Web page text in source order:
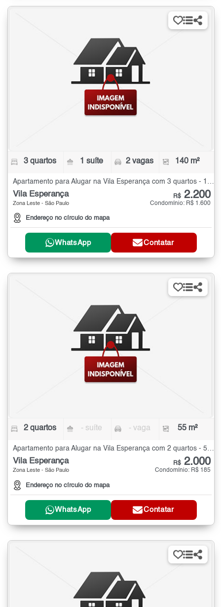
3 quartos 1 suíte 2 vagas 140 m²
Apartamento para Alugar na Vila Esperança com 3 quartos - 140 m²
Vila Esperança
Zona Leste - São Paulo
Endereço no círculo do mapa
R$ 2.200
Condomínio: R$ 1.600
WhatsApp Contatar
2 quartos - suíte - vaga 55 m²
Apartamento para Alugar na Vila Esperança com 2 quartos - 55 m²
Vila Esperança
Zona Leste - São Paulo
Endereço no círculo do mapa
R$ 2.000
Condomínio: R$ 185
WhatsApp Contatar